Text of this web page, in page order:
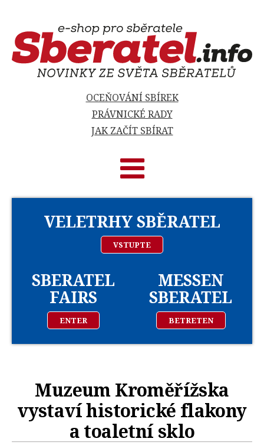
OCEŇOVÁNÍ SBÍREK
PRÁVNICKÉ RADY
JAK ZAČÍT SBÍRAT
VELETRHY SBĚRATEL
VSTUPTE
SBERATEL
FAIRS
ENTER
MESSEN
SBERATEL
BETRETEN
Muzeum Kroměřížska
vystaví historické flakony
a toaletní sklo